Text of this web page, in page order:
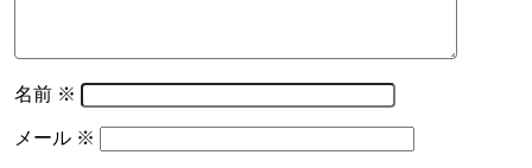
名前 ※
メール ※